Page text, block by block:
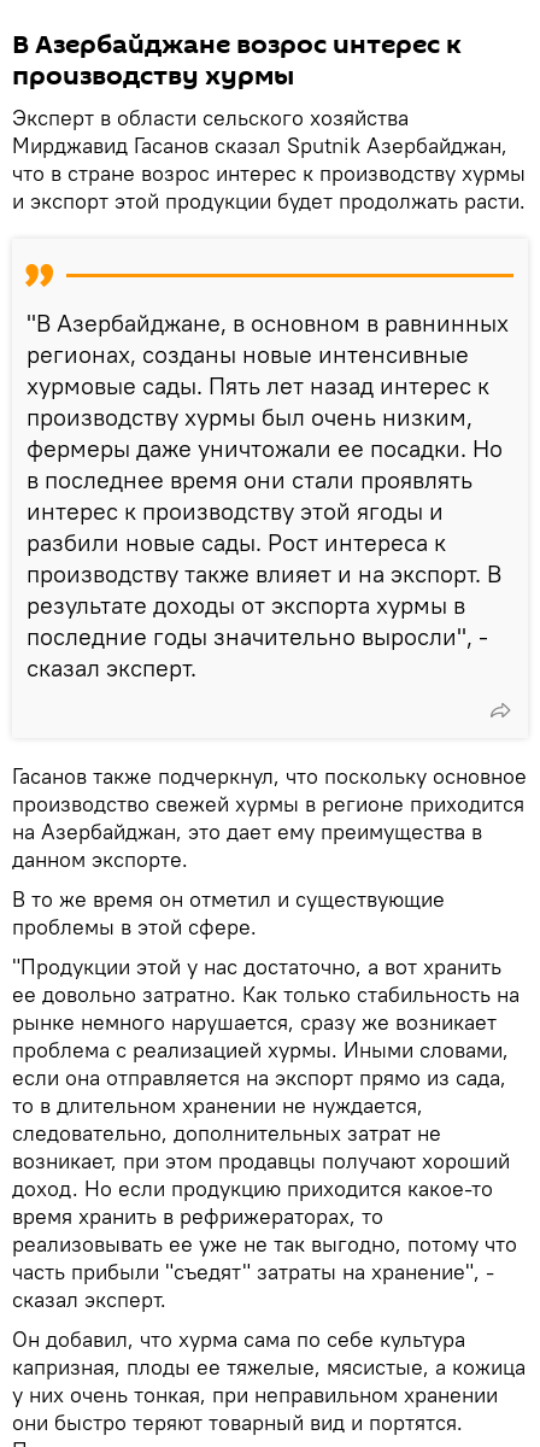
В Азербайджане возрос интерес к
производству хурмы
Эксперт в области сельского хозяйства
Мирджавид Гасанов сказал Sputnik Азербайджан,
что в стране возрос интерес к производству хурмы
и экспорт этой продукции будет продолжать расти.
"В Азербайджане, в основном в равнинных
регионах, созданы новые интенсивные
хурмовые сады. Пять лет назад интерес к
производству хурмы был очень низким,
фермеры даже уничтожали ее посадки. Но
в последнее время они стали проявлять
интерес к производству этой ягоды и
разбили новые сады. Рост интереса к
производству также влияет и на экспорт. В
результате доходы от экспорта хурмы в
последние годы значительно выросли", -
сказал эксперт.
Гасанов также подчеркнул, что поскольку основное
производство свежей хурмы в регионе приходится
на Азербайджан, это дает ему преимущества в
данном экспорте.
В то же время он отметил и существующие
проблемы в этой сфере.
"Продукции этой у нас достаточно, а вот хранить
ее довольно затратно. Как только стабильность на
рынке немного нарушается, сразу же возникает
проблема с реализацией хурмы. Иными словами,
если она отправляется на экспорт прямо из сада,
то в длительном хранении не нуждается,
следовательно, дополнительных затрат не
возникает, при этом продавцы получают хороший
доход. Но если продукцию приходится какое-то
время хранить в рефрижераторах, то
реализовывать ее уже не так выгодно, потому что
часть прибыли "съедят" затраты на хранение", -
сказал эксперт.
Он добавил, что хурма сама по себе культура
капризная, плоды ее тяжелые, мясистые, а кожица
у них очень тонкая, при неправильном хранении
они быстро теряют товарный вид и портятся.